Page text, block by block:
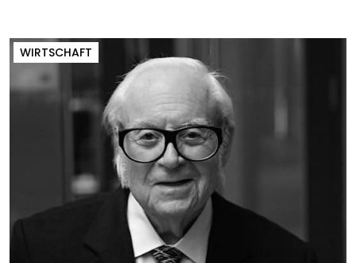
WIRTSCHAFT